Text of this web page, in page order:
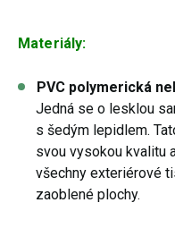
Materiály:
PVC polymerická
Jedná se o lesklou
s šedým lepidlem.
svou vysokou kvalitu
všechny exteriérové
zaoblené plochy.